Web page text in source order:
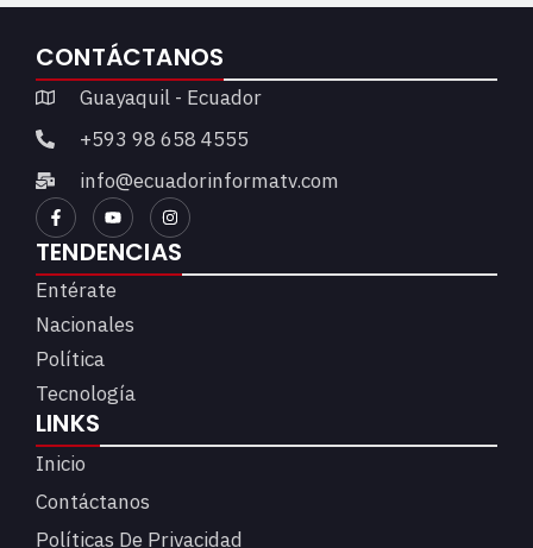
CONTÁCTANOS
Guayaquil - Ecuador
+593 98 658 4555
info@ecuadorinformatv.com
TENDENCIAS
Entérate
Nacionales
Política
Tecnología
LINKS
Inicio
Contáctanos
Políticas De Privacidad